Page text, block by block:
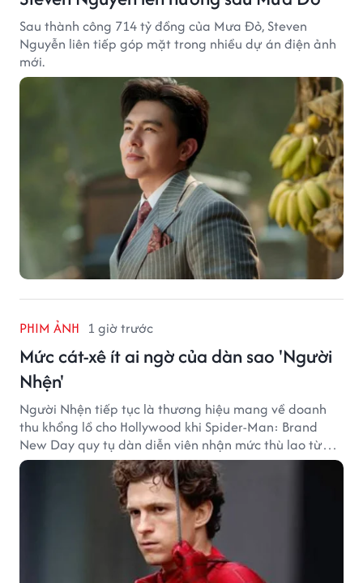
Sau thành công 714 tỷ đồng của Mưa Đỏ, Steven
Nguyễn liên tiếp góp mặt trong nhiều dự án điện ảnh
mới.
PHIM ẢNH 1 giờ trước
Mức cát-xê ít ai ngờ của dàn sao 'Người
Nhện'
Người Nhện tiếp tục là thương hiệu mang về doanh
thu khổng lồ cho Hollywood khi Spider-Man: Brand
New Day quy tụ dàn diễn viên nhận mức thù lao từ
hàng chục đến hàng trăm tỷ đồng. Thành công phòng
vé của bộ phim cũng giúp nhiều ngôi sao sở hữu khoản
thu nhập đáng mơ ước.